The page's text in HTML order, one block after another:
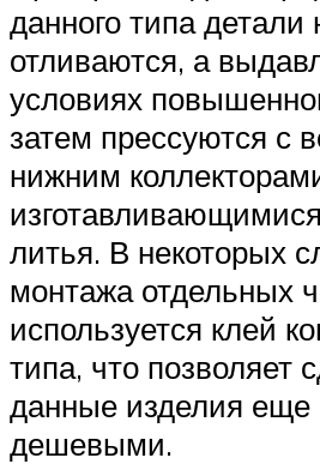
данного типа детали
отливаются, а
условиях
затем прессуются с
нижним
литья. В некоторых
монтажа отдельных
используется клей
типа, что позволяет
данные изделия еще
дешевыми.